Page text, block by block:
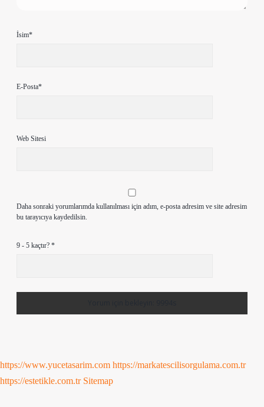
İsim*
E-Posta*
Web Sitesi
Daha sonraki yorumlarımda kullanılması için adım, e-posta adresim ve site adresim
bu tarayıcıya kaydedilsin.
9 - 5 kaçtır? *
https://www.yucetasarim.com https://markatescilisorgulama.com.tr
https://estetikle.com.tr Sitemap